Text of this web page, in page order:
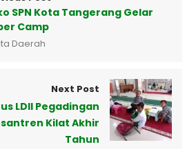
SPN Kota Tangerang Gelar
Camp
Daerah
Next Post
LDII Pegadingan
Kilat Akhir
Tahun